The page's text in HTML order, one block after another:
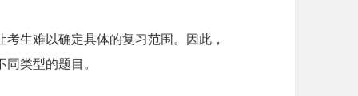
生难以确定具体的复习范围。因此，
类型的题目。